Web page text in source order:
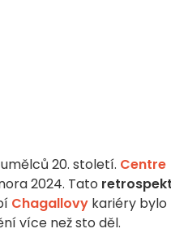
20. století. Centre
2024. Tato
Chagallovy kariéry bylo
více než sto děl.